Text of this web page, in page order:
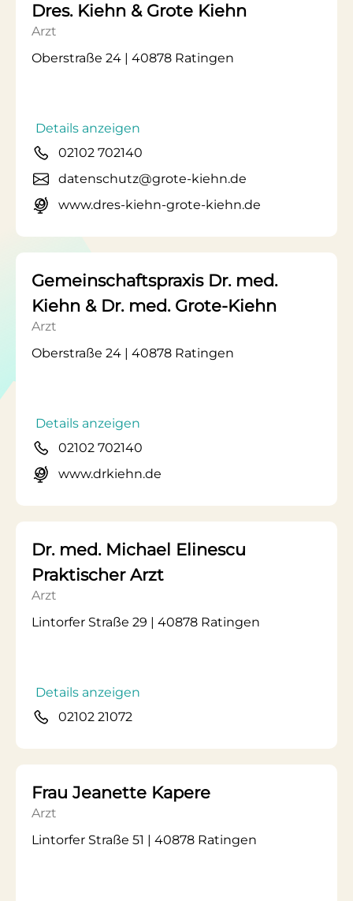
Dres. Kiehn & Grote Kiehn
Arzt
Oberstraße 24 | 40878 Ratingen
Details anzeigen
02102 702140
datenschutz@grote-kiehn.de
www.dres-kiehn-grote-kiehn.de
Gemeinschaftspraxis Dr. med.
Kiehn & Dr. med. Grote-Kiehn
Arzt
Oberstraße 24 | 40878 Ratingen
Details anzeigen
02102 702140
www.drkiehn.de
Dr. med. Michael Elinescu
Praktischer Arzt
Arzt
Lintorfer Straße 29 | 40878 Ratingen
Details anzeigen
02102 21072
Frau Jeanette Kapere
Arzt
Lintorfer Straße 51 | 40878 Ratingen